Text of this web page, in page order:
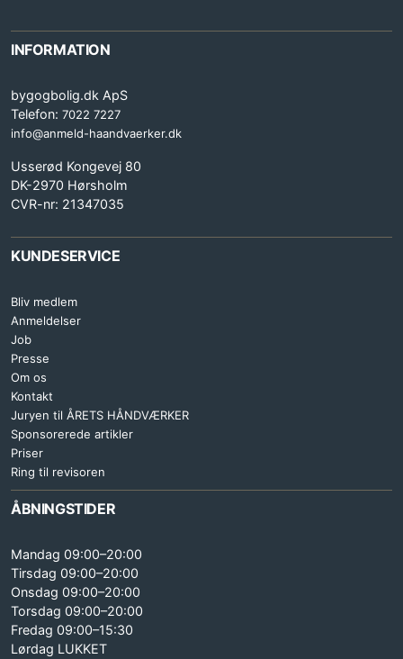
INFORMATION
bygogbolig.dk ApS
Telefon: 7022 7227
info@anmeld-haandvaerker.dk
Usserød Kongevej 80
DK-2970 Hørsholm
CVR-nr: 21347035
KUNDESERVICE
Bliv medlem
Anmeldelser
Job
Presse
Om os
Kontakt
Juryen til ÅRETS HÅNDVÆRKER
Sponsorerede artikler
Priser
Ring til revisoren
ÅBNINGSTIDER
Mandag 09:00–20:00
Tirsdag 09:00–20:00
Onsdag 09:00–20:00
Torsdag 09:00–20:00
Fredag 09:00–15:30
Lørdag LUKKET